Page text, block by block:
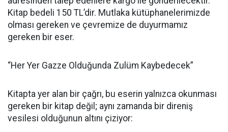
Kitap bedeli 150 TL’dir. Mutlaka kütüphanelerimizde
olması gereken ve çevremize de duyurmamız
gereken bir eser.
“Her Yer Gazze Olduğunda Zulüm Kaybedecek”
Kitapta yer alan bir çağrı, bu eserin yalnızca okunması
gereken bir kitap değil; aynı zamanda bir direniş
vesilesi olduğunun altını çiziyor: